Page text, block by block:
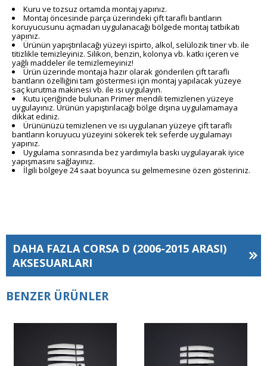
Kuru ve tozsuz ortamda montaj yapınız.
Montaj öncesinde parça üzerindeki çift taraflı bantların
koruyucusunu açmadan uygulanacağı bölgede montaj tatbikatı
yapınız.
Ürünün yapıştırılacağı yüzeyi ispirto, alkol, selülozik tiner vb. ile
titizlikle temizleyiniz. Silikon, benzin, kolonya vb. katkı içeren ve
yağlı maddeler ile temizlemeyiniz!
Ürün üzerinde montaja hazır olarak gönderilen çift taraflı
bantların özelliğini tam göstermesi için montaj yapılacak yüzeye
saç kurutma makinesi vb. ile ısı uygulayın.
Kutu içeriğinde bulunan Primer mendili temizlenen yüzeye
uygulayınız. Ürünün yapıştırılacağı bölge dışına uygulamamaya
dikkat ediniz.
Ürününüzü temizlenen ve ısı uygulanan yüzeye çift taraflı
bantların koruyucu yüzeyini sökerek tek seferde uygulamayı
yapınız.
Uygulama sonrasında bez yardımıyla baskı uygulayarak iyice
yapışmasını sağlayınız.
İlgili bölgeye 24 saat boyunca su gelmemesine özen gösteriniz.
DAHA FAZLA CORSA D (2006-2015 ARASI)
AKSESUARLARI
BENZER ÜRÜNLER